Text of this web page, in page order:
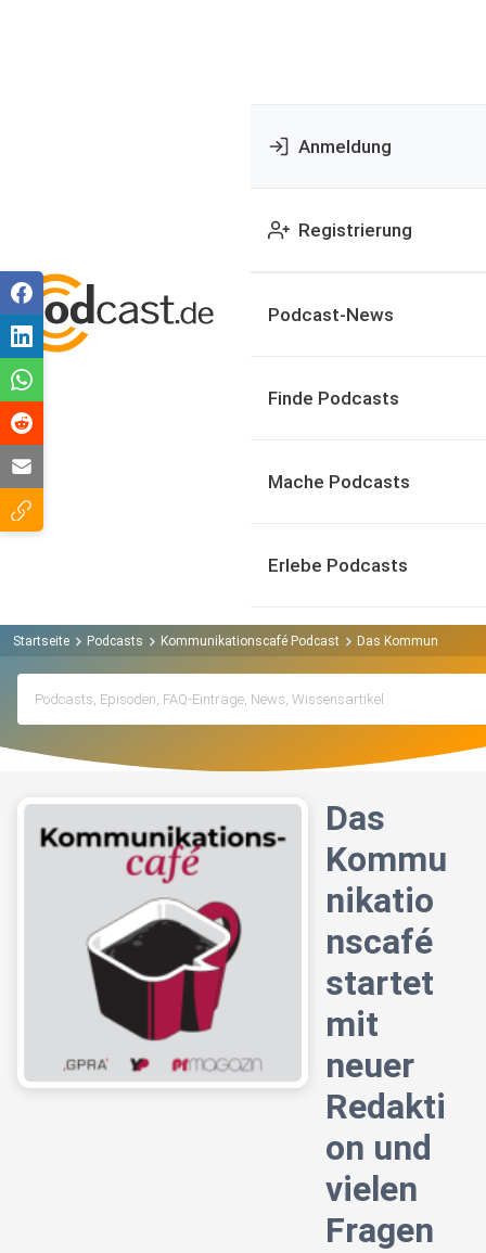
Anmeldung
Registrierung
Podcast-News
Finde Podcasts
Mache Podcasts
Erlebe Podcasts
Startseite Podcasts Kommunikationscafé Podcast Das
Das
Kommu
nikatio
nscafé
startet
mit
neuer
Redakti
on und
vielen
Fragen